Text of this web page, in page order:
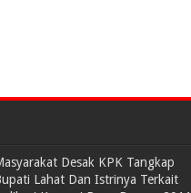
Desak KPK Tangkap
Lahat Dan Istrinya Terkait